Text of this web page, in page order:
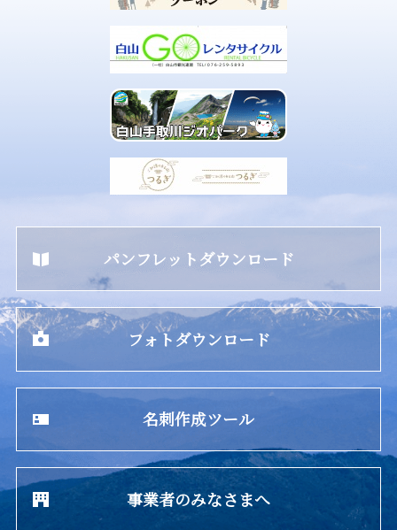
パンフレットダウンロード
フォトダウンロード
名刺作成ツール
事業者のみなさまへ